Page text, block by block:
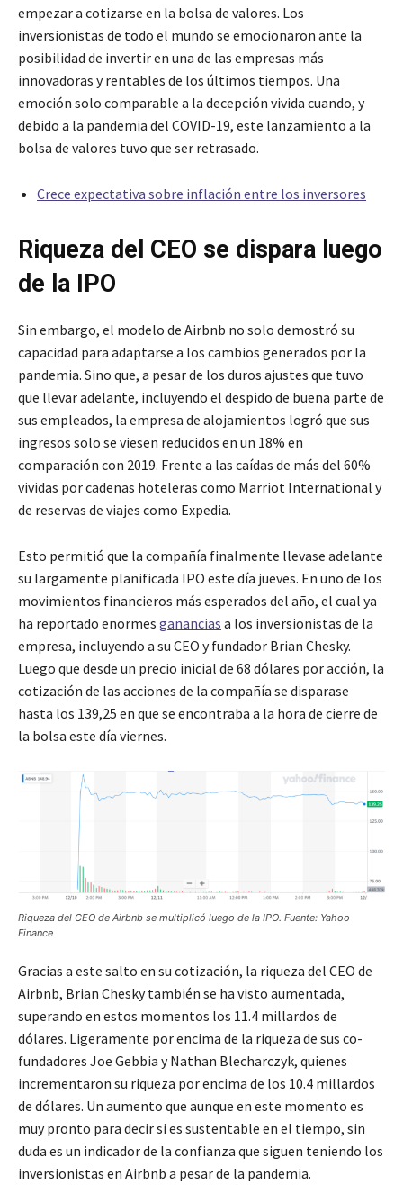
empezar a cotizarse en la bolsa de valores. Los
inversionistas de todo el mundo se emocionaron ante la
posibilidad de invertir en una de las empresas más
innovadoras y rentables de los últimos tiempos. Una
emoción solo comparable a la decepción vivida cuando, y
debido a la pandemia del COVID-19, este lanzamiento a la
bolsa de valores tuvo que ser retrasado.
Crece expectativa sobre inflación entre los inversores
Riqueza del CEO se dispara luego
de la IPO
Sin embargo, el modelo de Airbnb no solo demostró su
capacidad para adaptarse a los cambios generados por la
pandemia. Sino que, a pesar de los duros ajustes que tuvo
que llevar adelante, incluyendo el despido de buena parte de
sus empleados, la empresa de alojamientos logró que sus
ingresos solo se viesen reducidos en un 18% en
comparación con 2019. Frente a las caídas de más del 60%
vividas por cadenas hoteleras como Marriot International y
de reservas de viajes como Expedia.
Esto permitió que la compañía finalmente llevase adelante
su largamente planificada IPO este día jueves. En uno de los
movimientos financieros más esperados del año, el cual ya
ha reportado enormes ganancias a los inversionistas de la
empresa, incluyendo a su CEO y fundador Brian Chesky.
Luego que desde un precio inicial de 68 dólares por acción, la
cotización de las acciones de la compañía se disparase
hasta los 139,25 en que se encontraba a la hora de cierre de
la bolsa este día viernes.
Riqueza del CEO de Airbnb se multiplicó luego de la IPO. Fuente: Yahoo
Finance
Gracias a este salto en su cotización, la riqueza del CEO de
Airbnb, Brian Chesky también se ha visto aumentada,
superando en estos momentos los 11.4 millardos de
dólares. Ligeramente por encima de la riqueza de sus co-
fundadores Joe Gebbia y Nathan Blecharczyk, quienes
incrementaron su riqueza por encima de los 10.4 millardos
de dólares. Un aumento que aunque en este momento es
muy pronto para decir si es sustentable en el tiempo, sin
duda es un indicador de la confianza que siguen teniendo los
inversionistas en Airbnb a pesar de la pandemia.